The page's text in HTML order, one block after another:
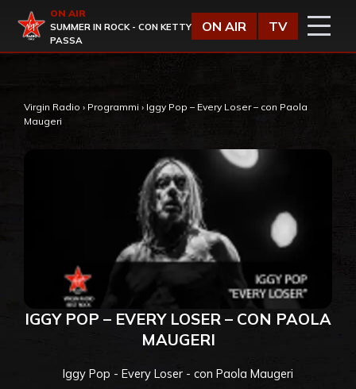
Virgin Radio
ON AIR
SUMMER IN ROCK - CON KETTY
PASSA
ON AIR TV
Virgin Radio › Programmi › Iggy Pop – Every Loser – con Paola
Maugeri
IGGY POP – EVERY LOSER – CON PAOLA
MAUGERI
Iggy Pop - Every Loser - con Paola Maugeri